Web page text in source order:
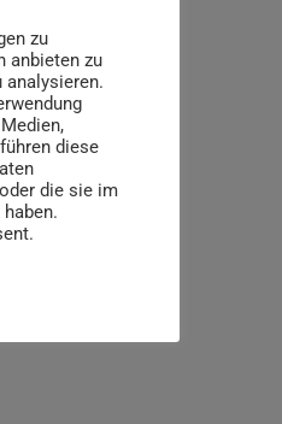
zu
anbieten zu
analysieren.
diese
die sie im